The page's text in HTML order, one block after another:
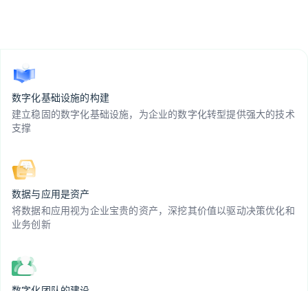
数字化基础设施的构建
建立稳固的数字化基础设施，为企业的数字化转型提供强大的技术
支撑
数据与应用是资产
将数据和应用视为企业宝贵的资产，深挖其价值以驱动决策优化和
业务创新